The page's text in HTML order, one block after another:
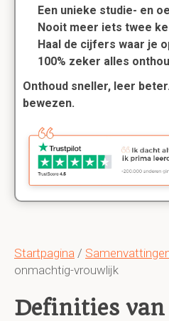
Startpagina /
onmachtig-vrouwlijk
Definities van
Een unieke studie- en
Nooit meer iets twee
Haal de cijfers waar je
100% zeker alles
Onthoud sneller, leer
bewezen.